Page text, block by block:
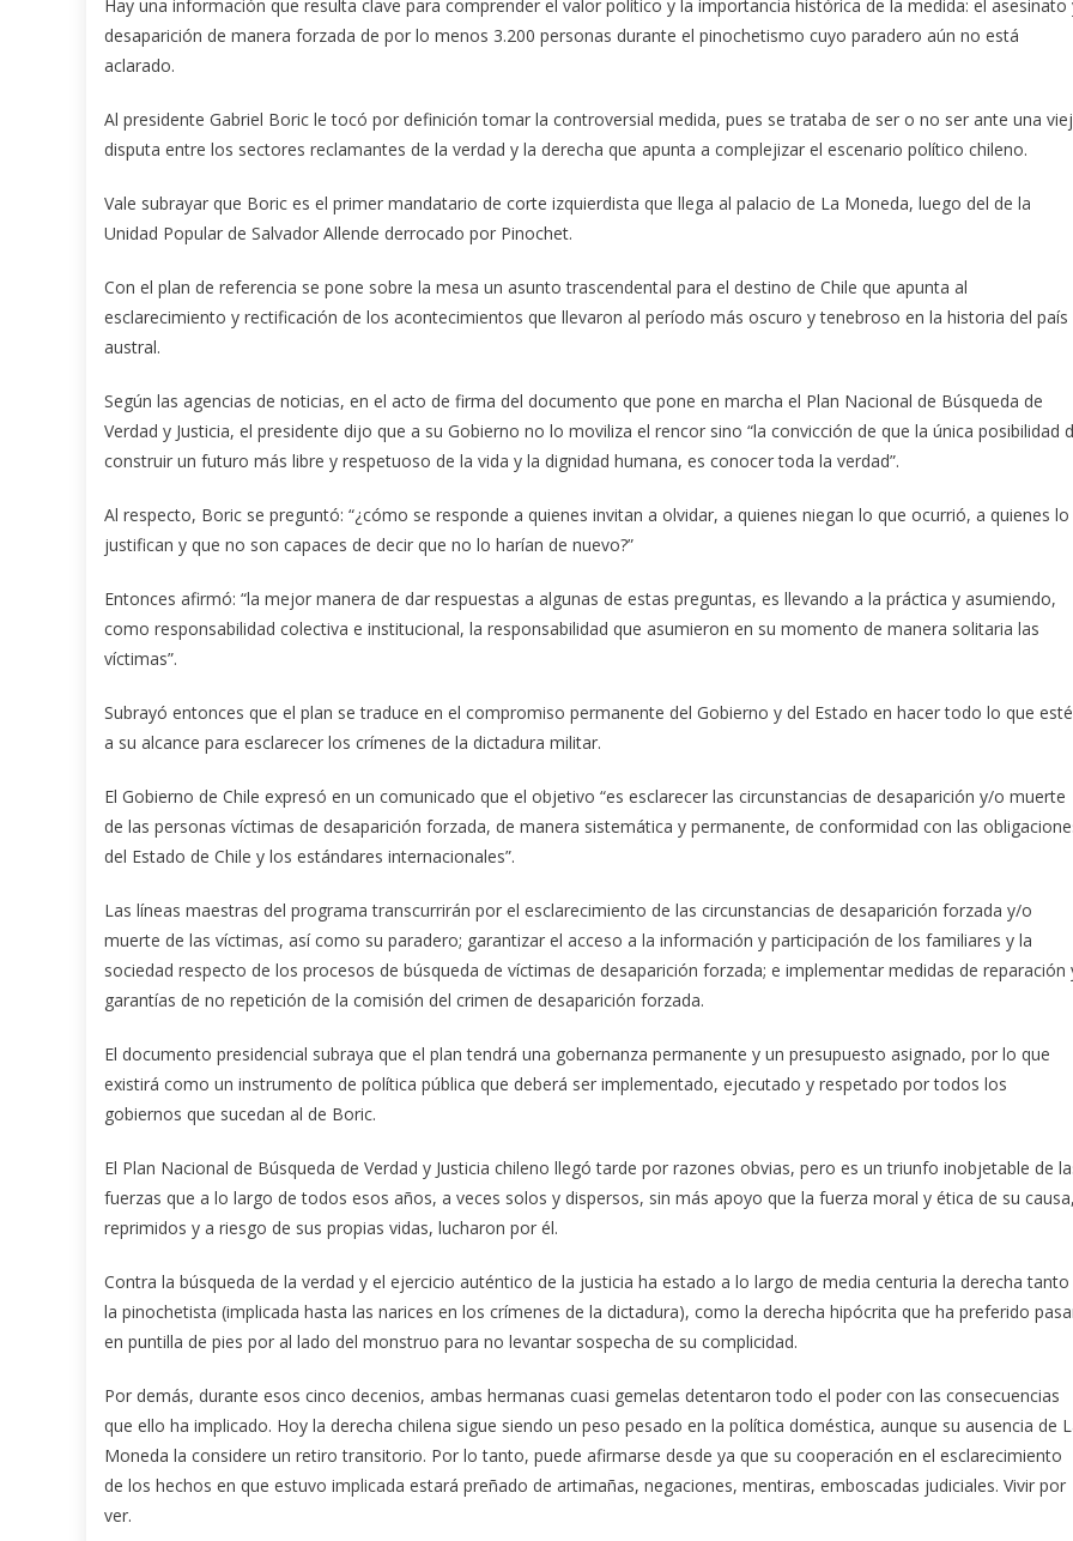
Hay una información que resulta clave para comprender el valor político y la importancia histórica de la medida: el asesinato
desaparición de manera forzada de por lo menos 3.200 personas durante el pinochetismo cuyo paradero aún no está
aclarado.
Al presidente Gabriel Boric le tocó por definición tomar la controversial medida, pues se trataba de ser o no ser ante una
disputa entre los sectores reclamantes de la verdad y la derecha que apunta a complejizar el escenario político chileno.
Vale subrayar que Boric es el primer mandatario de corte izquierdista que llega al palacio de La Moneda, luego del de la
Unidad Popular de Salvador Allende derrocado por Pinochet.
Con el plan de referencia se pone sobre la mesa un asunto trascendental para el destino de Chile que apunta al
esclarecimiento y rectificación de los acontecimientos que llevaron al período más oscuro y tenebroso en la historia del país
austral.
Según las agencias de noticias, en el acto de firma del documento que pone en marcha el Plan Nacional de Búsqueda de
Verdad y Justicia, el presidente dijo que a su Gobierno no lo moviliza el rencor sino “la convicción de que la única posibilidad
construir un futuro más libre y respetuoso de la vida y la dignidad humana, es conocer toda la verdad”.
Al respecto, Boric se preguntó: “¿cómo se responde a quienes invitan a olvidar, a quienes niegan lo que ocurrió, a quienes lo
justifican y que no son capaces de decir que no lo harían de nuevo?”
Entonces afirmó: “la mejor manera de dar respuestas a algunas de estas preguntas, es llevando a la práctica y asumiendo,
como responsabilidad colectiva e institucional, la responsabilidad que asumieron en su momento de manera solitaria las
víctimas”.
Subrayó entonces que el plan se traduce en el compromiso permanente del Gobierno y del Estado en hacer todo lo que esté
a su alcance para esclarecer los crímenes de la dictadura militar.
El Gobierno de Chile expresó en un comunicado que el objetivo “es esclarecer las circunstancias de desaparición y/o muerte
de las personas víctimas de desaparición forzada, de manera sistemática y permanente, de conformidad con las
del Estado de Chile y los estándares internacionales”.
Las líneas maestras del programa transcurrirán por el esclarecimiento de las circunstancias de desaparición forzada y/o
muerte de las víctimas, así como su paradero; garantizar el acceso a la información y participación de los familiares y la
sociedad respecto de los procesos de búsqueda de víctimas de desaparición forzada; e implementar medidas de reparación
garantías de no repetición de la comisión del crimen de desaparición forzada.
El documento presidencial subraya que el plan tendrá una gobernanza permanente y un presupuesto asignado, por lo que
existirá como un instrumento de política pública que deberá ser implementado, ejecutado y respetado por todos los
gobiernos que sucedan al de Boric.
El Plan Nacional de Búsqueda de Verdad y Justicia chileno llegó tarde por razones obvias, pero es un triunfo inobjetable de
fuerzas que a lo largo de todos esos años, a veces solos y dispersos, sin más apoyo que la fuerza moral y ética de su
reprimidos y a riesgo de sus propias vidas, lucharon por él.
Contra la búsqueda de la verdad y el ejercicio auténtico de la justicia ha estado a lo largo de media centuria la derecha tanto
la pinochetista (implicada hasta las narices en los crímenes de la dictadura), como la derecha hipócrita que ha preferido
en puntilla de pies por al lado del monstruo para no levantar sospecha de su complicidad.
Por demás, durante esos cinco decenios, ambas hermanas cuasi gemelas detentaron todo el poder con las consecuencias
que ello ha implicado. Hoy la derecha chilena sigue siendo un peso pesado en la política doméstica, aunque su ausencia de
Moneda la considere un retiro transitorio. Por lo tanto, puede afirmarse desde ya que su cooperación en el esclarecimiento
de los hechos en que estuvo implicada estará preñado de artimañas, negaciones, mentiras, emboscadas judiciales. Vivir por
ver.